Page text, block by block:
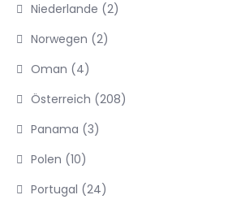
Niederlande (2)
Norwegen (2)
Oman (4)
Österreich (208)
Panama (3)
Polen (10)
Portugal (24)